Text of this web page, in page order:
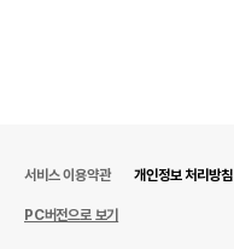
서비스 이용약관 개인정보 처리방침
PC버전으로 보기